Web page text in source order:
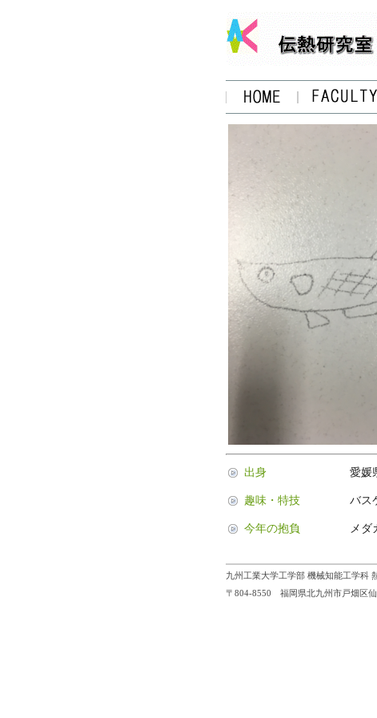
出身 愛媛
趣味・特技 バス
今年の抱負 メダ
九州工業大学工学部 機械知能工学科
〒804-8550 福岡県北九州市戸畑区仙